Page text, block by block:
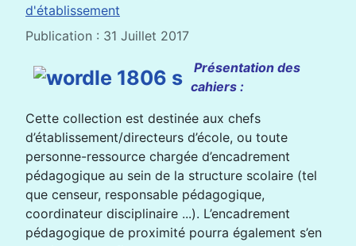
d'établissement
Publication : 31 Juillet 2017
Présentation des
cahiers :
Cette collection est destinée aux chefs
d’établissement/directeurs d’école, ou toute
personne-ressource chargée d’encadrement
pédagogique au sein de la structure scolaire (tel
que censeur, responsable pédagogique,
coordinateur disciplinaire ...). L’encadrement
pédagogique de proximité pourra également s’en